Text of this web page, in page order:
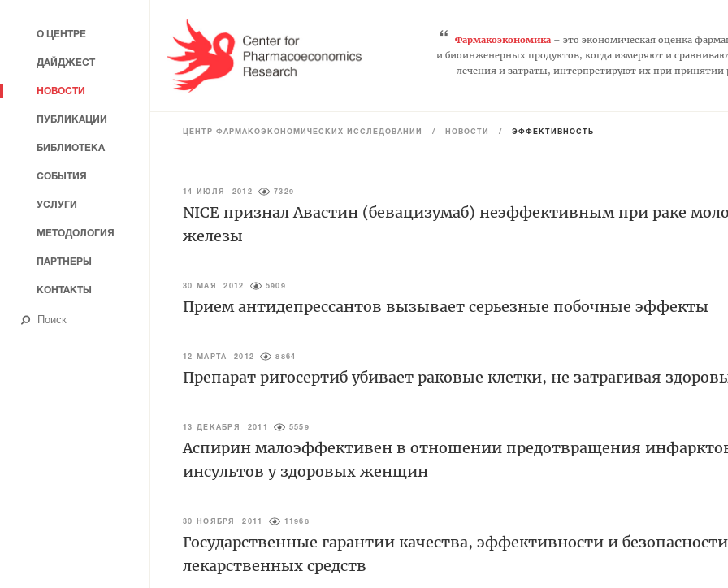
“ Фармакоэкономика– это экономическая оценка
и биоинженерных продуктов, когда измеряют и
лечения и затраты, интерпретируют их при
ЦЕНТР ФАРМАКОЭКОНОМИЧЕСКИХ ИССЛЕДОВАНИЙ / НОВОСТИ / ЭФФЕКТИВНОСТЬ
14 ИЮЛЯ 2012 7329
NICE признал Авастин (бевацизумаб) неэффективным при раке
железы
30 МАЯ 2012 5909
Прием антидепрессантов вызывает серьезные побочные эффекты
12 МАРТА 2012 8864
Препарат ригосертиб убивает раковые клетки, не затрагивая
13 ДЕКАБРЯ 2011 5559
Аспирин малоэффективен в отношении предотвращения
инсультов у здоровых женщин
30 НОЯБРЯ 2011 11968
Государственные гарантии качества, эффективности и безопасности
лекарственных средств
О ЦЕНТРЕ
ДАЙДЖЕСТ
НОВОСТИ
ПУБЛИКАЦИИ
БИБЛИОТЕКА
СОБЫТИЯ
УСЛУГИ
МЕТОДОЛОГИЯ
ПАРТНЕРЫ
КОНТАКТЫ